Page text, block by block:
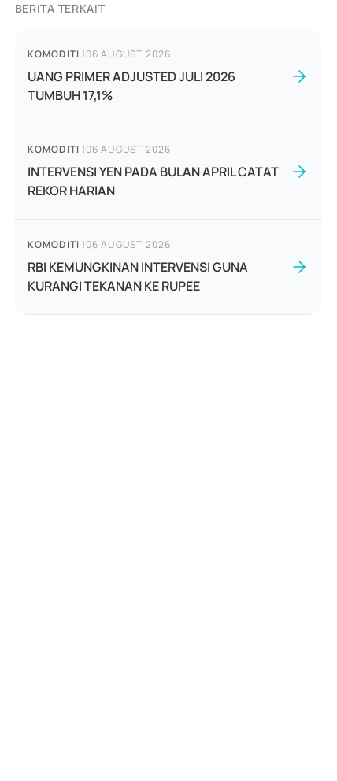
BERITA TERKAIT
KOMODITI |06 AUGUST 2026
UANG PRIMER ADJUSTED JULI 2026
TUMBUH 17,1%
KOMODITI |06 AUGUST 2026
INTERVENSI YEN PADA BULAN APRIL CATAT
REKOR HARIAN
KOMODITI |06 AUGUST 2026
RBI KEMUNGKINAN INTERVENSI GUNA
KURANGI TEKANAN KE RUPEE